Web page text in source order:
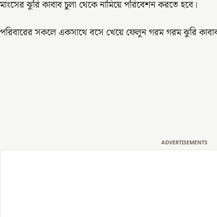
মাংসের ঝুরি কাবাব চুলা থেকে নামিয়ে পরিবেশন করতে হবে।
পরিবারের সকলে একসাথে বসে খেয়ে ফেলুন গরম গরম ঝুরি
ADVERTISEMENTS